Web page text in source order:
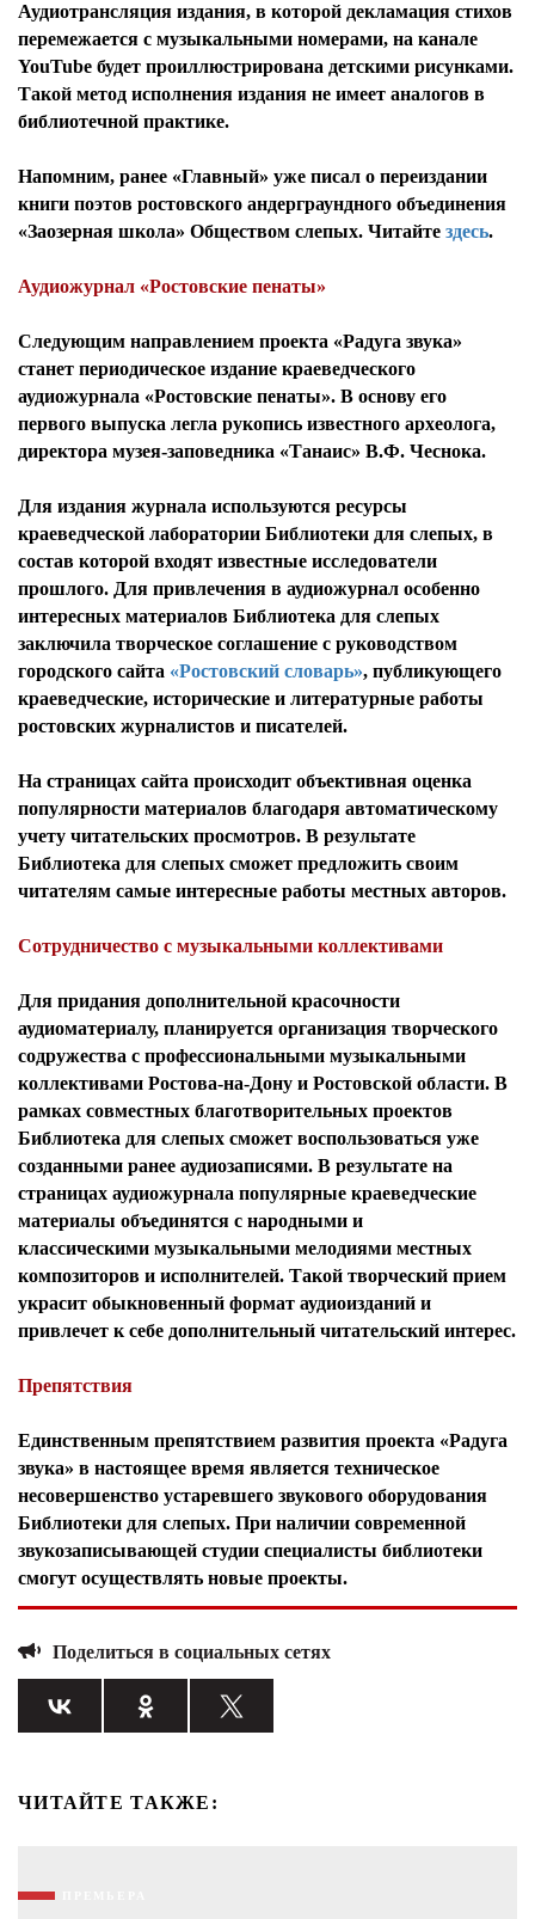
Аудиотрансляция издания, в которой декламация стихов
перемежается с музыкальными номерами, на канале
YouTube будет проиллюстрирована детскими рисунками.
Такой метод исполнения издания не имеет аналогов в
библиотечной практике.
Напомним, ранее «Главный» уже писал о переиздании
книги поэтов ростовского андерграундного объединения
«Заозерная школа» Обществом слепых. Читайте здесь.
Аудиожурнал «Ростовские пенаты»
Следующим направлением проекта «Радуга звука»
станет периодическое издание краеведческого
аудиожурнала «Ростовские пенаты». В основу его
первого выпуска легла рукопись известного археолога,
директора музея-заповедника «Танаис» В.Ф. Чеснока.
Для издания журнала используются ресурсы
краеведческой лаборатории Библиотеки для слепых, в
состав которой входят известные исследователи
прошлого. Для привлечения в аудиожурнал особенно
интересных материалов Библиотека для слепых
заключила творческое соглашение с руководством
городского сайта «Ростовский словарь», публикующего
краеведческие, исторические и литературные работы
ростовских журналистов и писателей.
На страницах сайта происходит объективная оценка
популярности материалов благодаря автоматическому
учету читательских просмотров. В результате
Библиотека для слепых сможет предложить своим
читателям самые интересные работы местных авторов.
Сотрудничество с музыкальными коллективами
Для придания дополнительной красочности
аудиоматериалу, планируется организация творческого
содружества с профессиональными музыкальными
коллективами Ростова-на-Дону и Ростовской области. В
рамках совместных благотворительных проектов
Библиотека для слепых сможет воспользоваться уже
созданными ранее аудиозаписями. В результате на
страницах аудиожурнала популярные краеведческие
материалы объединятся с народными и
классическими музыкальными мелодиями местных
композиторов и исполнителей. Такой творческий прием
украсит обыкновенный формат аудиоизданий и
привлечет к себе дополнительный читательский интерес.
Препятствия
Единственным препятствием развития проекта «Радуга
звука» в настоящее время является техническое
несовершенство устаревшего звукового оборудования
Библиотеки для слепых. При наличии современной
звукозаписывающей студии специалисты библиотеки
смогут осуществлять новые проекты.
Поделиться в социальных сетях
ЧИТАЙТЕ ТАКЖЕ: